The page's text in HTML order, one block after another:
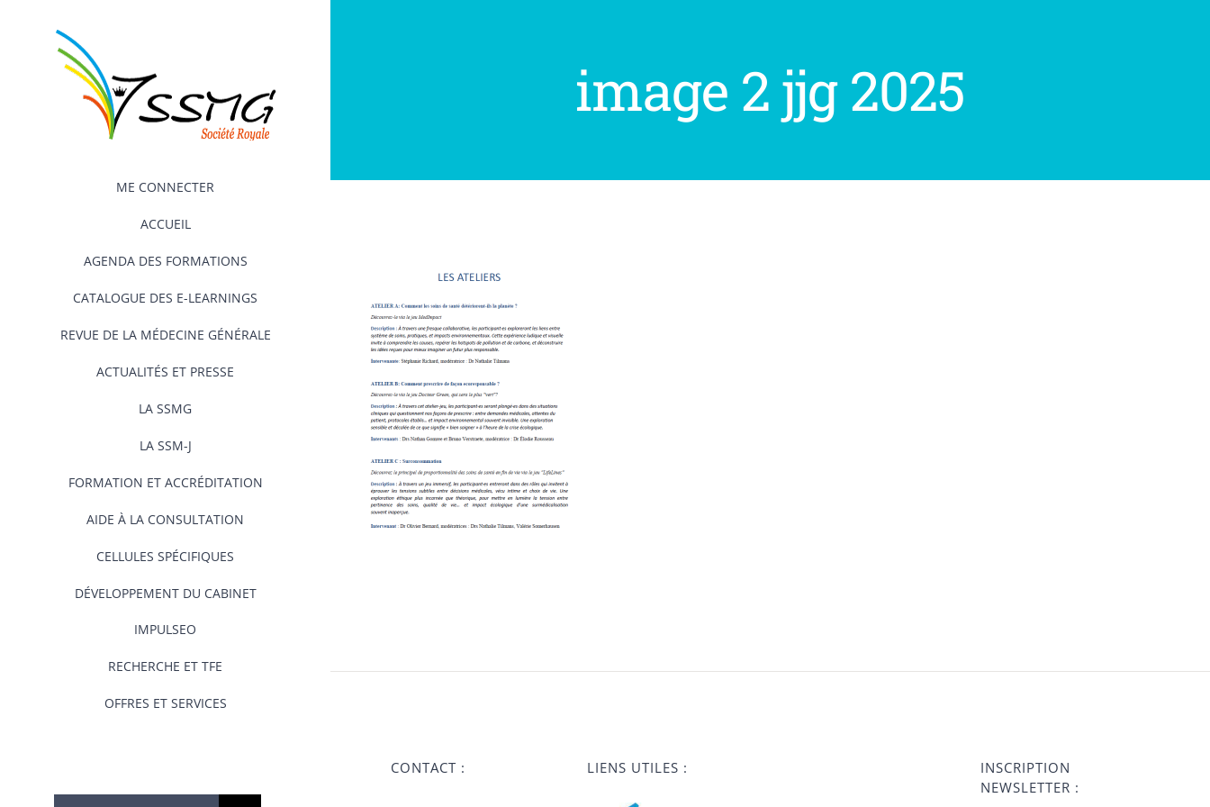
ME CONNECTER
ACCUEIL
AGENDA DES FORMATIONS
CATALOGUE DES E-LEARNINGS
REVUE DE LA MÉDECINE GÉNÉRALE
ACTUALITÉS ET PRESSE
LA SSMG
LA SSM-J
FORMATION ET ACCRÉDITATION
AIDE À LA CONSULTATION
CELLULES SPÉCIFIQUES
DÉVELOPPEMENT DU CABINET
IMPULSEO
RECHERCHE ET TFE
OFFRES ET SERVICES
image 2 jjg 2025
CONTACT : LIENS UTILES :
INSCRIPTION
NEWSLETTER :